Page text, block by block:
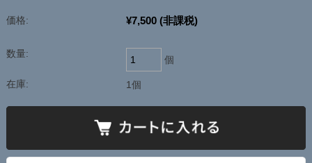
価格: ¥7,500 (非課税)
数量:
個
在庫: 1個